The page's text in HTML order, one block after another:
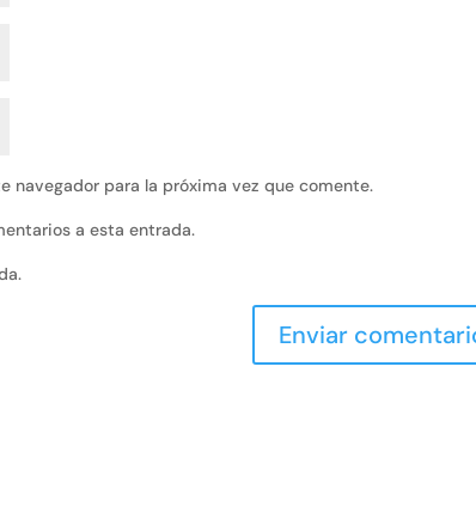
navegador para la próxima vez que comente.
a esta entrada.